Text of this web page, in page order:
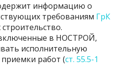
информацию о
требованиям ГрК
в НОСТРОЙ,
исполнительную
работ (ст. 55.5-1